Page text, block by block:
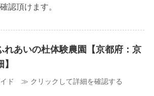
認頂けます。
れあいの杜体験農園【京都府：京
ド ≫ クリックして詳細を確認する